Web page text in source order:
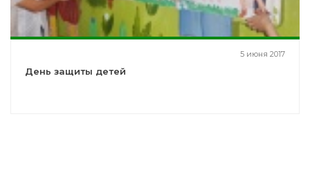
5 июня 2017
День защиты детей